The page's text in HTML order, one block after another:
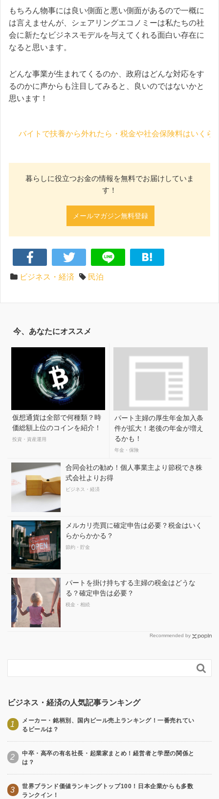
もちろん物事には良い側面と悪い側面があるので一概に
は言えませんが、シェアリングエコノミーは私たちの社
会に新たなビジネスモデルを与えてくれる面白い存在に
なると思います。
どんな事業が生まれてくるのか、政府はどんな対応をす
るのかに声からも注目してみると、良いのではないかと
思います！
バイトで扶養から外れたら・税金や社会保険料はいくら
暮らしに役立つお金の情報を無料でお届けしていま
す！
メールマガジン無料登録
ビジネス・経済 民泊
今、あなたにオススメ
仮想通貨は全部で何種類？時
価総額上位のコインを紹介！
投資・資産運用
パート主婦の厚生年金加入条
件が拡大！老後の年金が増え
るかも！
年金・保険
合同会社の勧め！個人事業主より節税でき株
式会社よりお得
ビジネス・経済
メルカリ売買に確定申告は必要？税金はいく
らからかかる？
節約・貯金
パートを掛け持ちする主婦の税金はどうな
る？確定申告は必要？
税金・相続
Recommended by

ビジネス・経済の人気記事ランキング
1
メーカー・銘柄別、国内ビール売上ランキング！一番売れてい
るビールは？
2
中卒・高卒の有名社長・起業家まとめ！経営者と学歴の関係と
は？
3
世界ブランド価値ランキングトップ100！日本企業からも多数
ランクイン！